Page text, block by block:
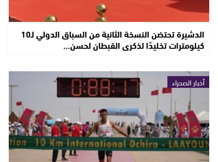
الدشيرة تحتضن النسخة الثانية من السباق الدولي لـ10
كيلومترات تخليدًا لذكرى القبطان لحسن…
أخبار الصحراء